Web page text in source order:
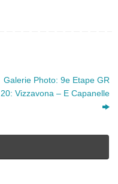
Galerie Photo: 9e Etape GR
20: Vizzavona – E Capanelle